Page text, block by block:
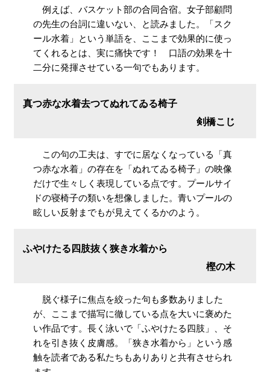
例えば、バスケット部の合同合宿。女子部顧問
の先生の台詞に違いない、と読みました。「スク
ール水着」という単語を、ここまで効果的に使っ
てくれるとは、実に痛快です！ 口語の効果を十
二分に発揮させている一句でもあります。
真つ赤な水着去つてぬれてゐる椅子
剣橋こじ
この句の工夫は、すでに居なくなっている「真
つ赤な水着」の存在を「ぬれてゐる椅子」の映像
だけで生々しく表現している点です。プールサイ
ドの寝椅子の類いを想像しました。青いプールの
眩しい反射までもが見えてくるかのよう。
ふやけたる四肢抜く狭き水着から
樫の木
脱ぐ様子に焦点を絞った句も多数ありました
が、ここまで描写に徹している点を大いに褒めた
い作品です。長く泳いで「ふやけたる四肢」、そ
れを引き抜く皮膚感。「狭き水着から」という感
触を読者である私たちもありありと共有させられ